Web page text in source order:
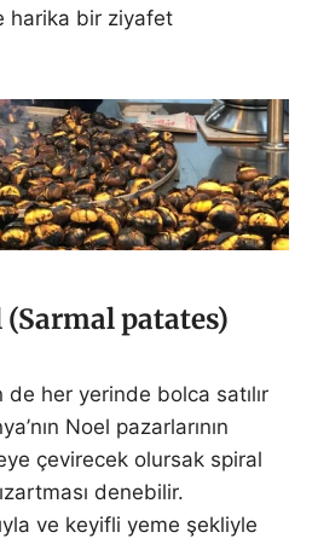
harika bir ziyafet
patates)
de her yerinde bolca satılır
Noel pazarlarının
çevirecek olursak spiral
denebilir.
ve keyifli yeme şekliyle